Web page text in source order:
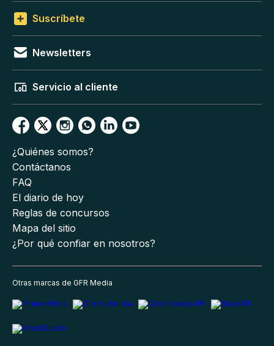
Suscríbete
Newsletters
Servicio al cliente
¿Quiénes somos?
Contáctanos
FAQ
El diario de hoy
Reglas de concursos
Mapa del sitio
¿Por qué confiar en nosotros?
Otras marcas de GFR Media